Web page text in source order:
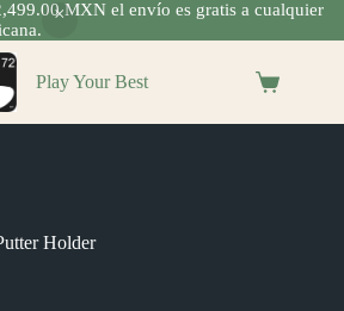
MXN el envío es gratis a cualquier
Play Your Best
Shopping
Holder